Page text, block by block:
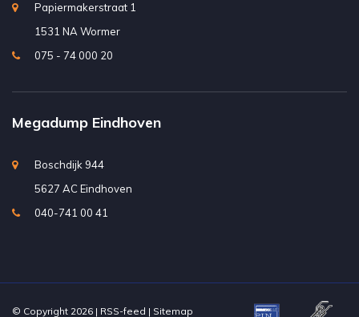
Papiermakerstraat 1
1531 NA Wormer
075 - 74 000 20
Megadump Eindhoven
Boschdijk 944
5627 AC Eindhoven
040-741 00 41
© Copyright 2026 | RSS-feed | Sitemap